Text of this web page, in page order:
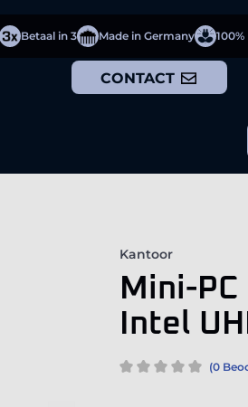
Betaal in 3 Made in Germany
CONTACT
Kantoor
Mini-
Intel
(0